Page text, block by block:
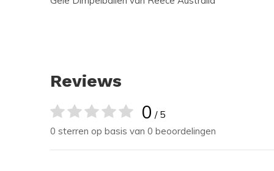
Reviews
0 / 5
0 sterren op basis van 0 beoordelingen